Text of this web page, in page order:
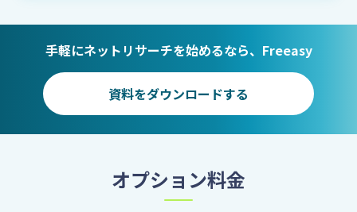
手軽にネットリサーチを始めるなら、Freeasy
資料をダウンロードする
オプション料金